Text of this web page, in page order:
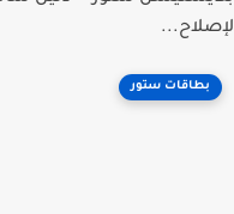
بطاقات ستور